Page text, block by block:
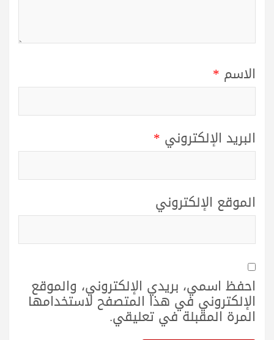
الاسم *
البريد الإلكتروني *
الموقع الإلكتروني
احفظ اسمي، بريدي الإلكتروني، والموقع
الإلكتروني في هذا المتصفح لاستخدامها
المرة المقبلة في تعليقي.